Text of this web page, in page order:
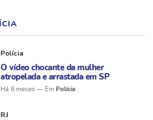
Polícia
O vídeo chocante da mulher
atropelada e arrastada em SP
Há 8 meses Polícia
RJ